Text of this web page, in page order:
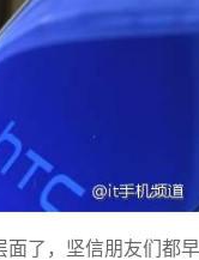
了，坚信朋友们都